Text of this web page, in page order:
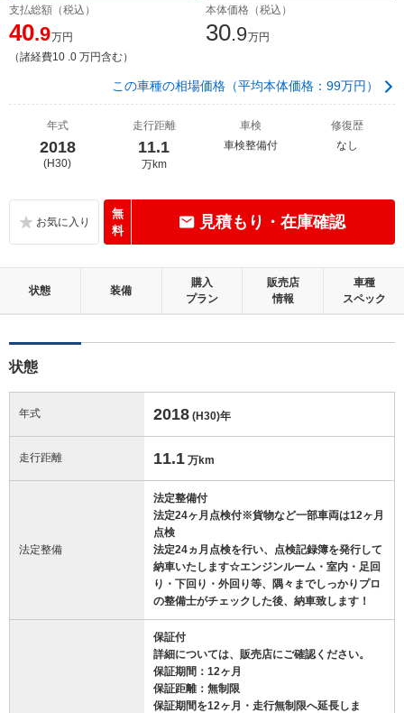
支払総額（税込）
40.9万円
（諸経費10 .0 万円含む）
本体価格（税込）
30.9万円
この車種の相場価格（平均本体価格：99万円）
年式
2018
(H30)
走行距離
11.1
万km
車検
車検整備付
修復歴
なし
無
料
見積もり・在庫確認
状態 装備
購入
プラン
販売店
情報
車種
スペック
状態
年式 2018 (H30)年
走行距離 11.1 万km
法定整備
法定整備付
法定24ヶ月点検付※貨物など一部車両は12ヶ月
点検
法定24ヵ月点検を行い、点検記録簿を発行して
納車いたします☆エンジンルーム・室内・足回
り・下回り・外回り等、隅々までしっかりプロ
の整備士がチェックした後、納車致します！
保証付
詳細については、販売店にご確認ください。
保証期間：12ヶ月
保証距離：無制限
保証期間を12ヶ月・走行無制限へ延長しま